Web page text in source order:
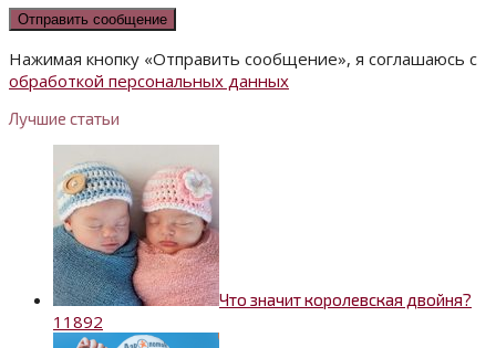
Нажимая кнопку «Отправить сообщение», я соглашаюсь с
обработкой персональных данных
Лучшие статьи
Что значит королевская двойня?
1 1892